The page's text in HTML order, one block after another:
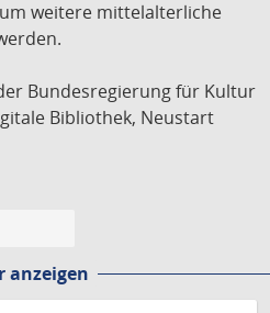
weitere mittelalterliche
Bundesregierung für Kultur
Bibliothek, Neustart
anzeigen